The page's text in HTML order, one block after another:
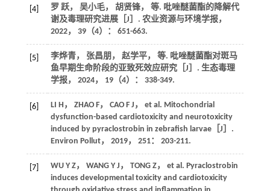
[4] 罗 跃， 吴小毛， 胡贤锋， 等. 吡唑醚菌酯的降解代
谢及毒理研究进展［J］. 农业资源与环境学报，
2022， 39（4）： 651-663.
[5] 李烨青， 张昌朋， 赵学平， 等. 吡唑醚菌酯对斑马
鱼早期生命阶段的亚致死效应研究［J］. 生态毒理
学报， 2024， 19（4）： 338-349.
[6] LI H ， ZHAO F， CAO F J ， et al . Mitochondrial
dysfunction-based cardiotoxicity and neurotoxicity
induced by pyraclostrobin in zebrafish larvae［J］.
Environ Pollut， 2019， 251： 203-211.
[7] WU Y Z， WANG Y J ， TONG Z， et al . Pyraclostrobin
induces developmental toxicity and cardiotoxicity